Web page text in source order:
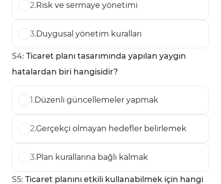
2.Risk ve sermaye yönetimi
3.Duygusal yönetim kuralları
S4: Ticaret planı tasarımında yapılan yaygın
hatalardan biri hangisidir?
1.Düzenli güncellemeler yapmak
2.Gerçekçi olmayan hedefler belirlemek
3.Plan kurallarına bağlı kalmak
S5: Ticaret planını etkili kullanabilmek için hangi